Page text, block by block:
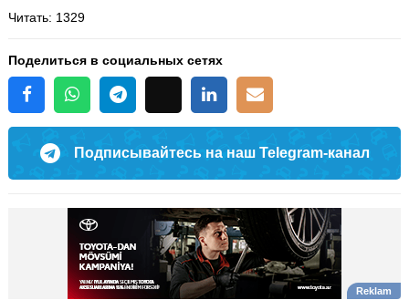
Читать: 1329
Поделиться в социальных сетях
Подписывайтесь на наш Telegram-канал